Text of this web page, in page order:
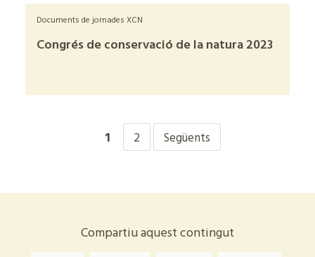
Documents de jornades XCN
Congrés de conservació de la natura 2023
1 2 Següents
Compartiu aquest contingut